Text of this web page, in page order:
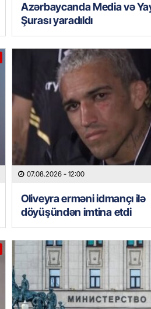
Azərbaycanda Media və
Şurası yaradıldı
07.08.2026 - 12:00
Oliveyra erməni idmançı ilə
döyüşündən imtina etdi